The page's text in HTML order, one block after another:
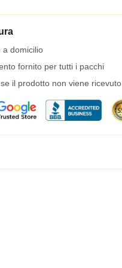
a domicilio
fornito per tutti i pacchi
il prodotto non viene ricevuto